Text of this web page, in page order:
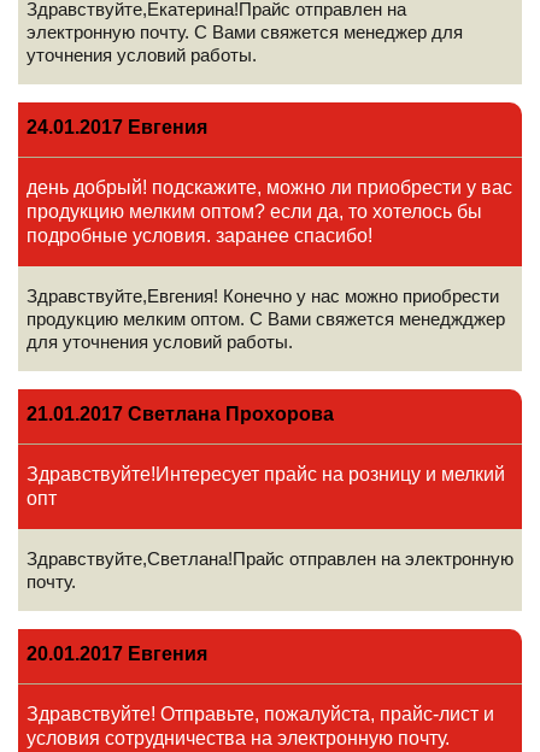
Здравствуйте,Екатерина!Прайс отправлен на
электронную почту. С Вами свяжется менеджер для
уточнения условий работы.
24.01.2017 Евгения
день добрый! подскажите, можно ли приобрести у вас
продукцию мелким оптом? если да, то хотелось бы
подробные условия. заранее спасибо!
Здравствуйте,Евгения! Конечно у нас можно приобрести
продукцию мелким оптом. С Вами свяжется менеджджер
для уточнения условий работы.
21.01.2017 Светлана Прохорова
Здравствуйте!Интересует прайс на розницу и мелкий
опт
Здравствуйте,Светлана!Прайс отправлен на электронную
почту.
20.01.2017 Евгения
Здравствуйте! Отправьте, пожалуйста, прайс-лист и
условия сотрудничества на электронную почту.